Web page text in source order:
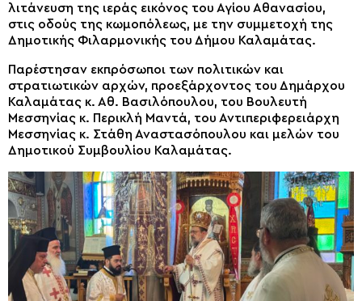
λιτάνευση της ιεράς εικόνος του Αγίου Αθανασίου,
στις οδούς της κωμοπόλεως, με την συμμετοχή της
Δημοτικής Φιλαρμονικής του Δήμου Καλαμάτας.
Παρέστησαν εκπρόσωποι των πολιτικών και
στρατιωτικών αρχών, προεξάρχοντος του Δημάρχου
Καλαμάτας κ. Αθ. Βασιλόπουλου, του Βουλευτή
Μεσσηνίας κ. Περικλή Μαντά, του Αντιπεριφερειάρχη
Μεσσηνίας κ. Στάθη Αναστασόπουλου και μελών του
Δημοτικού Συμβουλίου Καλαμάτας.